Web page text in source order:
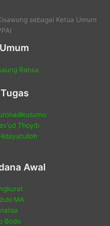
sebagai Ketua Umum
Rahsa
Thoyib
Awal
MA
Bodo